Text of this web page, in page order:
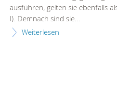
ausführen, gelten sie ebenfalls
I). Demnach sind sie...
Weiterlesen